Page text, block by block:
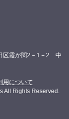
区霞が関2－1－2 中
用について
All Rights Reserved.